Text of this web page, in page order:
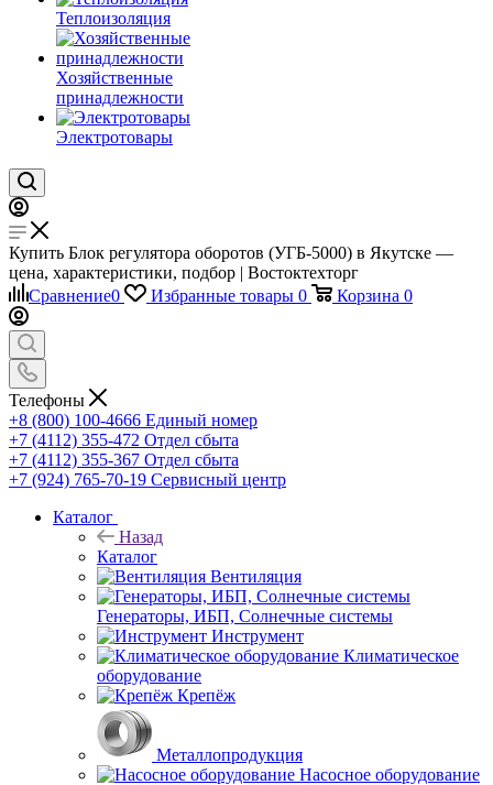
Теплоизоляция
Хозяйственные
принадлежности
Электротовары
Купить Блок регулятора оборотов (УГБ-5000) в Якутске —
цена, характеристики, подбор | Востоктехторг
Сравнение0 Избранные товары 0 Корзина 0
Телефоны
+8 (800) 100-4666 Единый номер
+7 (4112) 355-472 Отдел сбыта
+7 (4112) 355-367 Отдел сбыта
+7 (924) 765-70-19 Сервисный центр
Каталог
Назад
Каталог
Вентиляция
Генераторы, ИБП, Солнечные системы
Инструмент
Климатическое
оборудование
Крепёж
Металлопродукция
Насосное оборудование